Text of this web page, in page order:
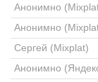
Анонимно
Анонимно
Сергей (Mixplat)
Анонимно